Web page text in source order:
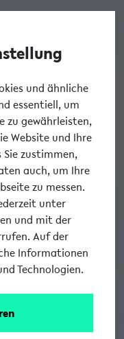
und ähnliche
essentiell, um
zu gewährleisten,
Website und Ihre
Sie zustimmen,
auch, um Ihre
zu messen.
unter
und mit der
Auf der
Informationen
Technologien.